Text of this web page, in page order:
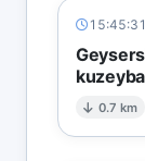
15:45:31
0.7 km